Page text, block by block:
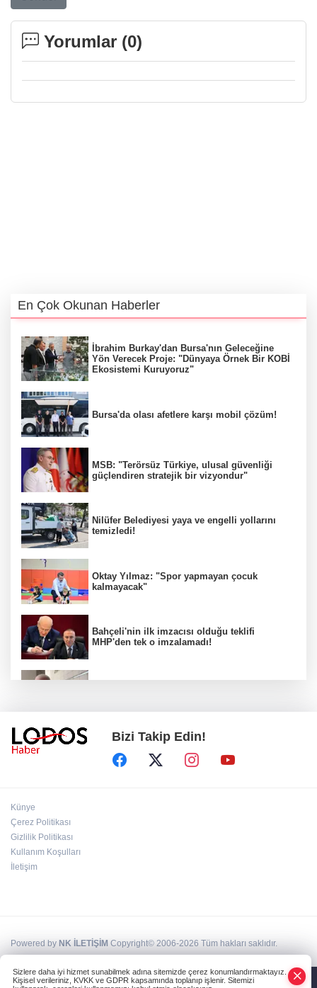
Yorumlar (0)
En Çok Okunan Haberler
İbrahim Burkay'dan Bursa'nın Geleceğine
Yön Verecek Proje: "Dünyaya Örnek Bir KOBİ
Ekosistemi Kuruyoruz"
Bursa'da olası afetlere karşı mobil çözüm!
MSB: "Terörsüz Türkiye, ulusal güvenliği
güçlendiren stratejik bir vizyondur"
Nilüfer Belediyesi yaya ve engelli yollarını
temizledi!
Oktay Yılmaz: "Spor yapmayan çocuk
kalmayacak"
Bahçeli'nin ilk imzacısı olduğu teklifi
MHP'den tek o imzalamadı!
Zafer Partisi Genel Başkanı Özdağ:
eminim."!
Bizi Takip Edin!
Künye
Çerez Politikası
Gizlilik Politikası
Kullanım Koşulları
İletişim
Powered by NK İLETİŞİM Copyright© 2006-2026 Tüm hakları saklıdır.
Sizlere daha iyi hizmet sunabilmek adına sitemizde çerez konumlandırmaktayız.
Kişisel verileriniz, KVKK ve GDPR kapsamında toplanıp işlenir. Sitemizi